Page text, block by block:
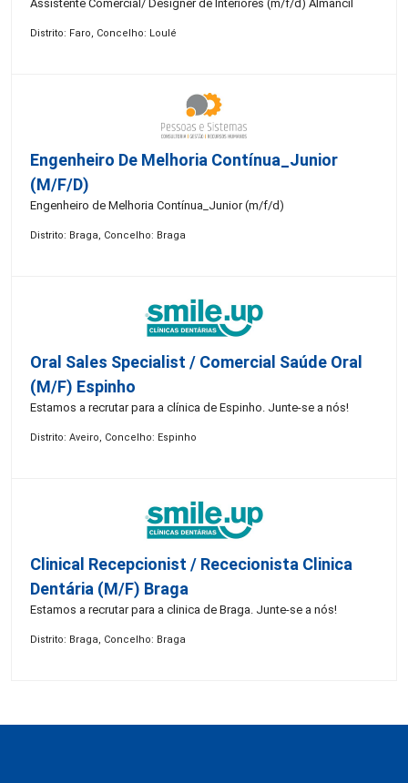
Assistente Comercial/ Designer de Interiores (m/f/d) Almancil
Distrito: Faro, Concelho: Loulé
Engenheiro De Melhoria Contínua_Junior
(m/f/d)
Engenheiro de Melhoria Contínua_Junior (m/f/d)
Distrito: Braga, Concelho: Braga
Oral Sales Specialist / Comercial Saúde Oral
(M/F) Espinho
Estamos a recrutar para a clínica de Espinho. Junte-se a nós!
Distrito: Aveiro, Concelho: Espinho
Clinical Recepcionist / Rececionista Clinica
Dentária (M/F) Braga
Estamos a recrutar para a clinica de Braga. Junte-se a nós!
Distrito: Braga, Concelho: Braga